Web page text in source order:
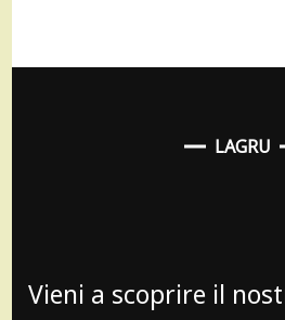
LAGRU
Vieni a scoprire il